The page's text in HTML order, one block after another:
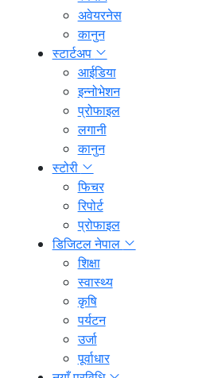
अवेयरनेस
कानुन
स्टार्टअप
आईडिया
इन्नोभेशन
प्रोफाइल
लगानी
कानुन
स्टोरी
फिचर
रिपोर्ट
प्रोफाइल
डिजिटल नेपाल
शिक्षा
स्वास्थ्य
कृषि
पर्यटन
उर्जा
पूर्वाधार